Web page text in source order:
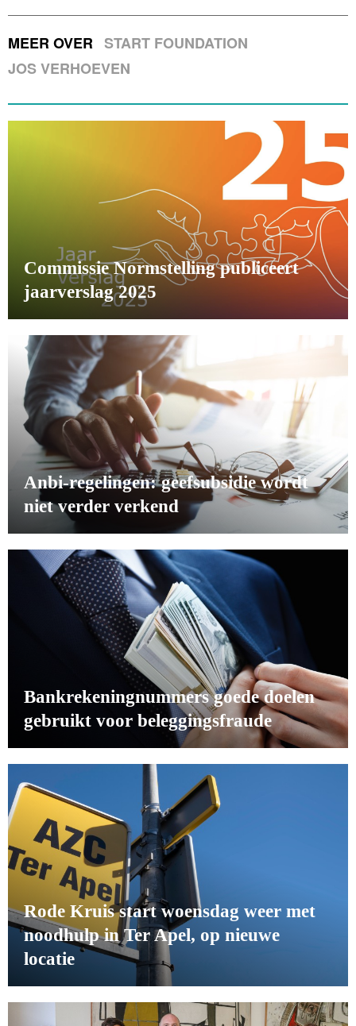
MEER OVER START FOUNDATION
JOS VERHOEVEN
Commissie Normstelling publiceert
jaarverslag 2025
Anbi-regelingen: geefsubsidie wordt
niet verder verkend
Bankrekeningnummers goede doelen
gebruikt voor beleggingsfraude
Rode Kruis start woensdag weer met
noodhulp in Ter Apel, op nieuwe
locatie